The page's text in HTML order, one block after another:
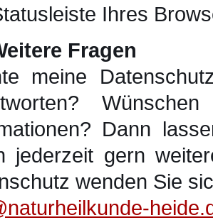
Ihres
Fragen
meine
Dann
jederzeit gern
wenden Sie